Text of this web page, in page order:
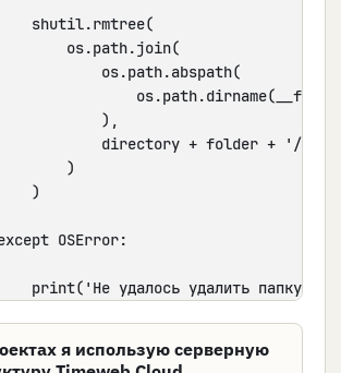
shutil.rmtree(
os.path.join(
os.path.abspath(
),
directory + folder + '/' +
)
)
OSError:
print('Не удалось удалить папку')
я использую серверную